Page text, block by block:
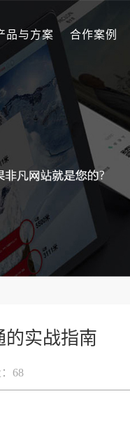
品与方案 合作案例
的实战指南
68